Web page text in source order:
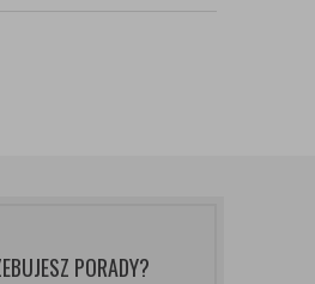
PORADY?